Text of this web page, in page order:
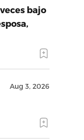
bajo
Aug 3, 2026